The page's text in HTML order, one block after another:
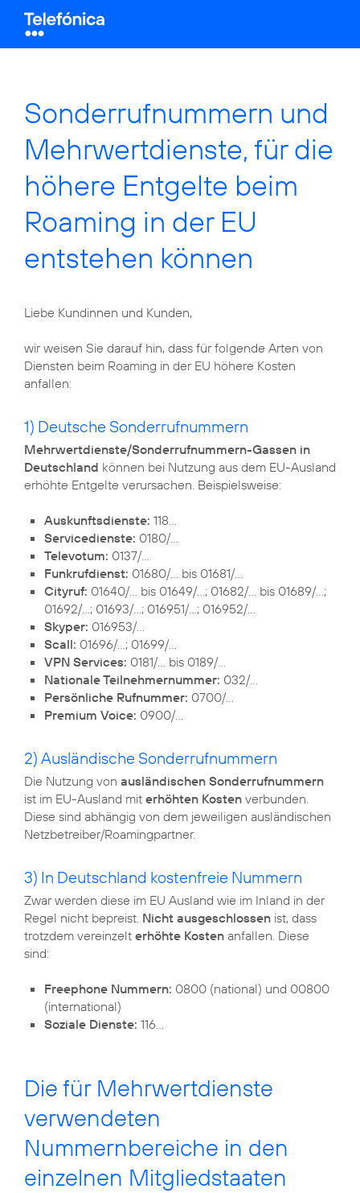
Sonderrufnummern und
Mehrwertdienste, für die
höhere Entgelte beim
Roaming in der EU
entstehen können
Liebe Kundinnen und Kunden,
wir weisen Sie darauf hin, dass für folgende Arten von
Diensten beim Roaming in der EU höhere Kosten
anfallen:
1) Deutsche Sonderrufnummern
Mehrwertdienste/Sonderrufnummern-Gassen in
Deutschland können bei Nutzung aus dem EU-Ausland
erhöhte Entgelte verursachen. Beispielsweise:
Auskunftsdienste: 118…
Servicedienste: 0180/…
Televotum: 0137/…
Funkrufdienst: 01680/… bis 01681/…
Cityruf: 01640/… bis 01649/…; 01682/… bis 01689/…;
01692/…; 01693/…; 016951/…; 016952/…
Skyper: 016953/…
Scall: 01696/…; 01699/…
VPN Services: 0181/… bis 0189/…
Nationale Teilnehmernummer: 032/…
Persönliche Rufnummer: 0700/…
Premium Voice: 0900/…
2) Ausländische Sonderrufnummern
Die Nutzung von ausländischen Sonderrufnummern
ist im EU-Ausland mit erhöhten Kosten verbunden.
Diese sind abhängig von dem jeweiligen ausländischen
Netzbetreiber/Roamingpartner.
3) In Deutschland kostenfreie Nummern
Zwar werden diese im EU Ausland wie im Inland in der
Regel nicht bepreist. Nicht ausgeschlossen ist, dass
trotzdem vereinzelt erhöhte Kosten anfallen. Diese
sind:
Freephone Nummern: 0800 (national) und 00800
(international)
Soziale Dienste: 116...
Die für Mehrwertdienste
verwendeten
Nummernbereiche in den
einzelnen Mitgliedstaaten